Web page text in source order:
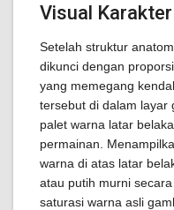
Visual Karakter
Setelah struktur
dikunci dengan
yang memegang
tersebut di dalam layar
palet warna latar
permainan.
warna di atas latar
atau putih murni
saturasi warna asli